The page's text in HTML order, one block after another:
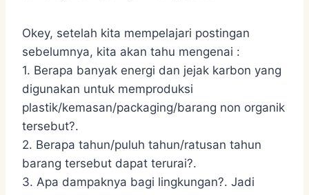
Okey, setelah kita mempelajari postingan
sebelumnya, kita akan tahu mengenai :
1. Berapa banyak energi dan jejak karbon yang
digunakan untuk memproduksi
plastik/kemasan/packaging/barang non organik
tersebut?.
2. Berapa tahun/puluh tahun/ratusan tahun
barang tersebut dapat terurai?.
3. Apa dampaknya bagi lingkungan?. Jadi